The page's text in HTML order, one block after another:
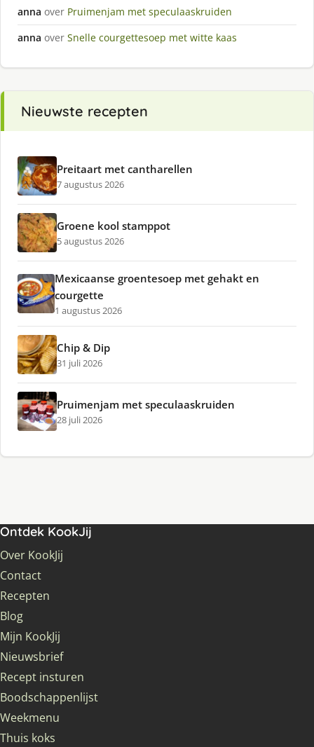
anna over Pruimenjam met speculaaskruiden
anna over Snelle courgettesoep met witte kaas
Nieuwste recepten
Preitaart met cantharellen
7 augustus 2026
Groene kool stamppot
5 augustus 2026
Mexicaanse groentesoep met gehakt en
courgette
1 augustus 2026
Chip & Dip
31 juli 2026
Pruimenjam met speculaaskruiden
28 juli 2026
Ontdek KookJij
Over KookJij
Contact
Recepten
Blog
Mijn KookJij
Nieuwsbrief
Recept insturen
Boodschappenlijst
Weekmenu
Thuis koks